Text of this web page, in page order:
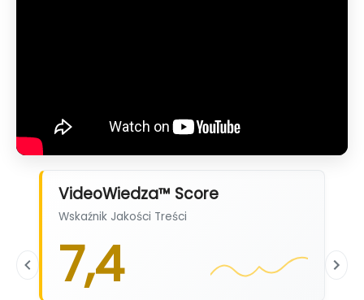
VideoWiedza™ Score
Wskaźnik Jakości Treści
7,4